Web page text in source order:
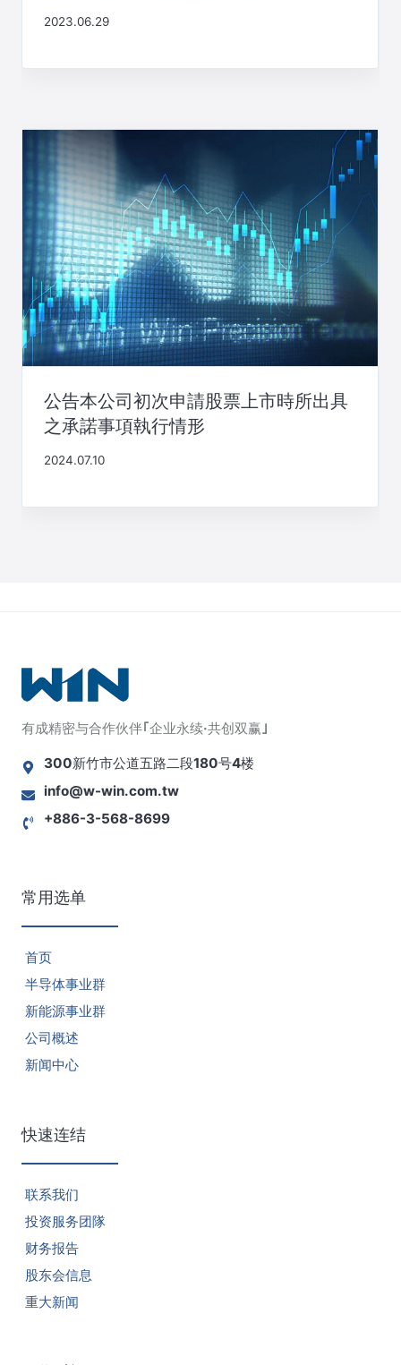
2023.06.29
公告本公司初次申請股票上市時所出具
之承諾事項執行情形
2024.07.10
有成精密与合作伙伴｢企业永续·共创双赢｣
300新竹市公道五路二段180号4楼
info@w-win.com.tw
+886-3-568-8699
常用选单
首页
半导体事业群
新能源事业群
公司概述
新闻中心
快速连结
联系我们
投资服务团隊
财务报告
股东会信息
重大新闻